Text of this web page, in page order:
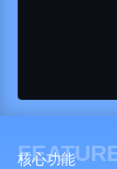
核心功能